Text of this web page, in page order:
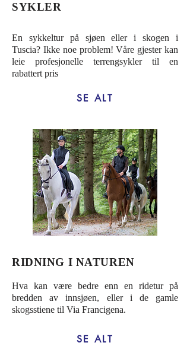
SYKLER
En sykkeltur på sjøen eller i skogen i
Tuscia? Ikke noe problem! Våre gjester kan
leie profesjonelle terrengsykler til en
rabattert pris
SE ALT
RIDNING I NATUREN
Hva kan være bedre enn en ridetur på
bredden av innsjøen, eller i de gamle
skogsstiene til Via Francigena.
SE ALT